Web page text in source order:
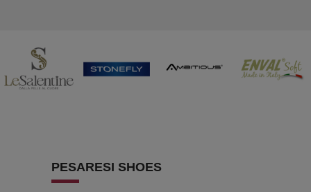
PESARESI SHOES